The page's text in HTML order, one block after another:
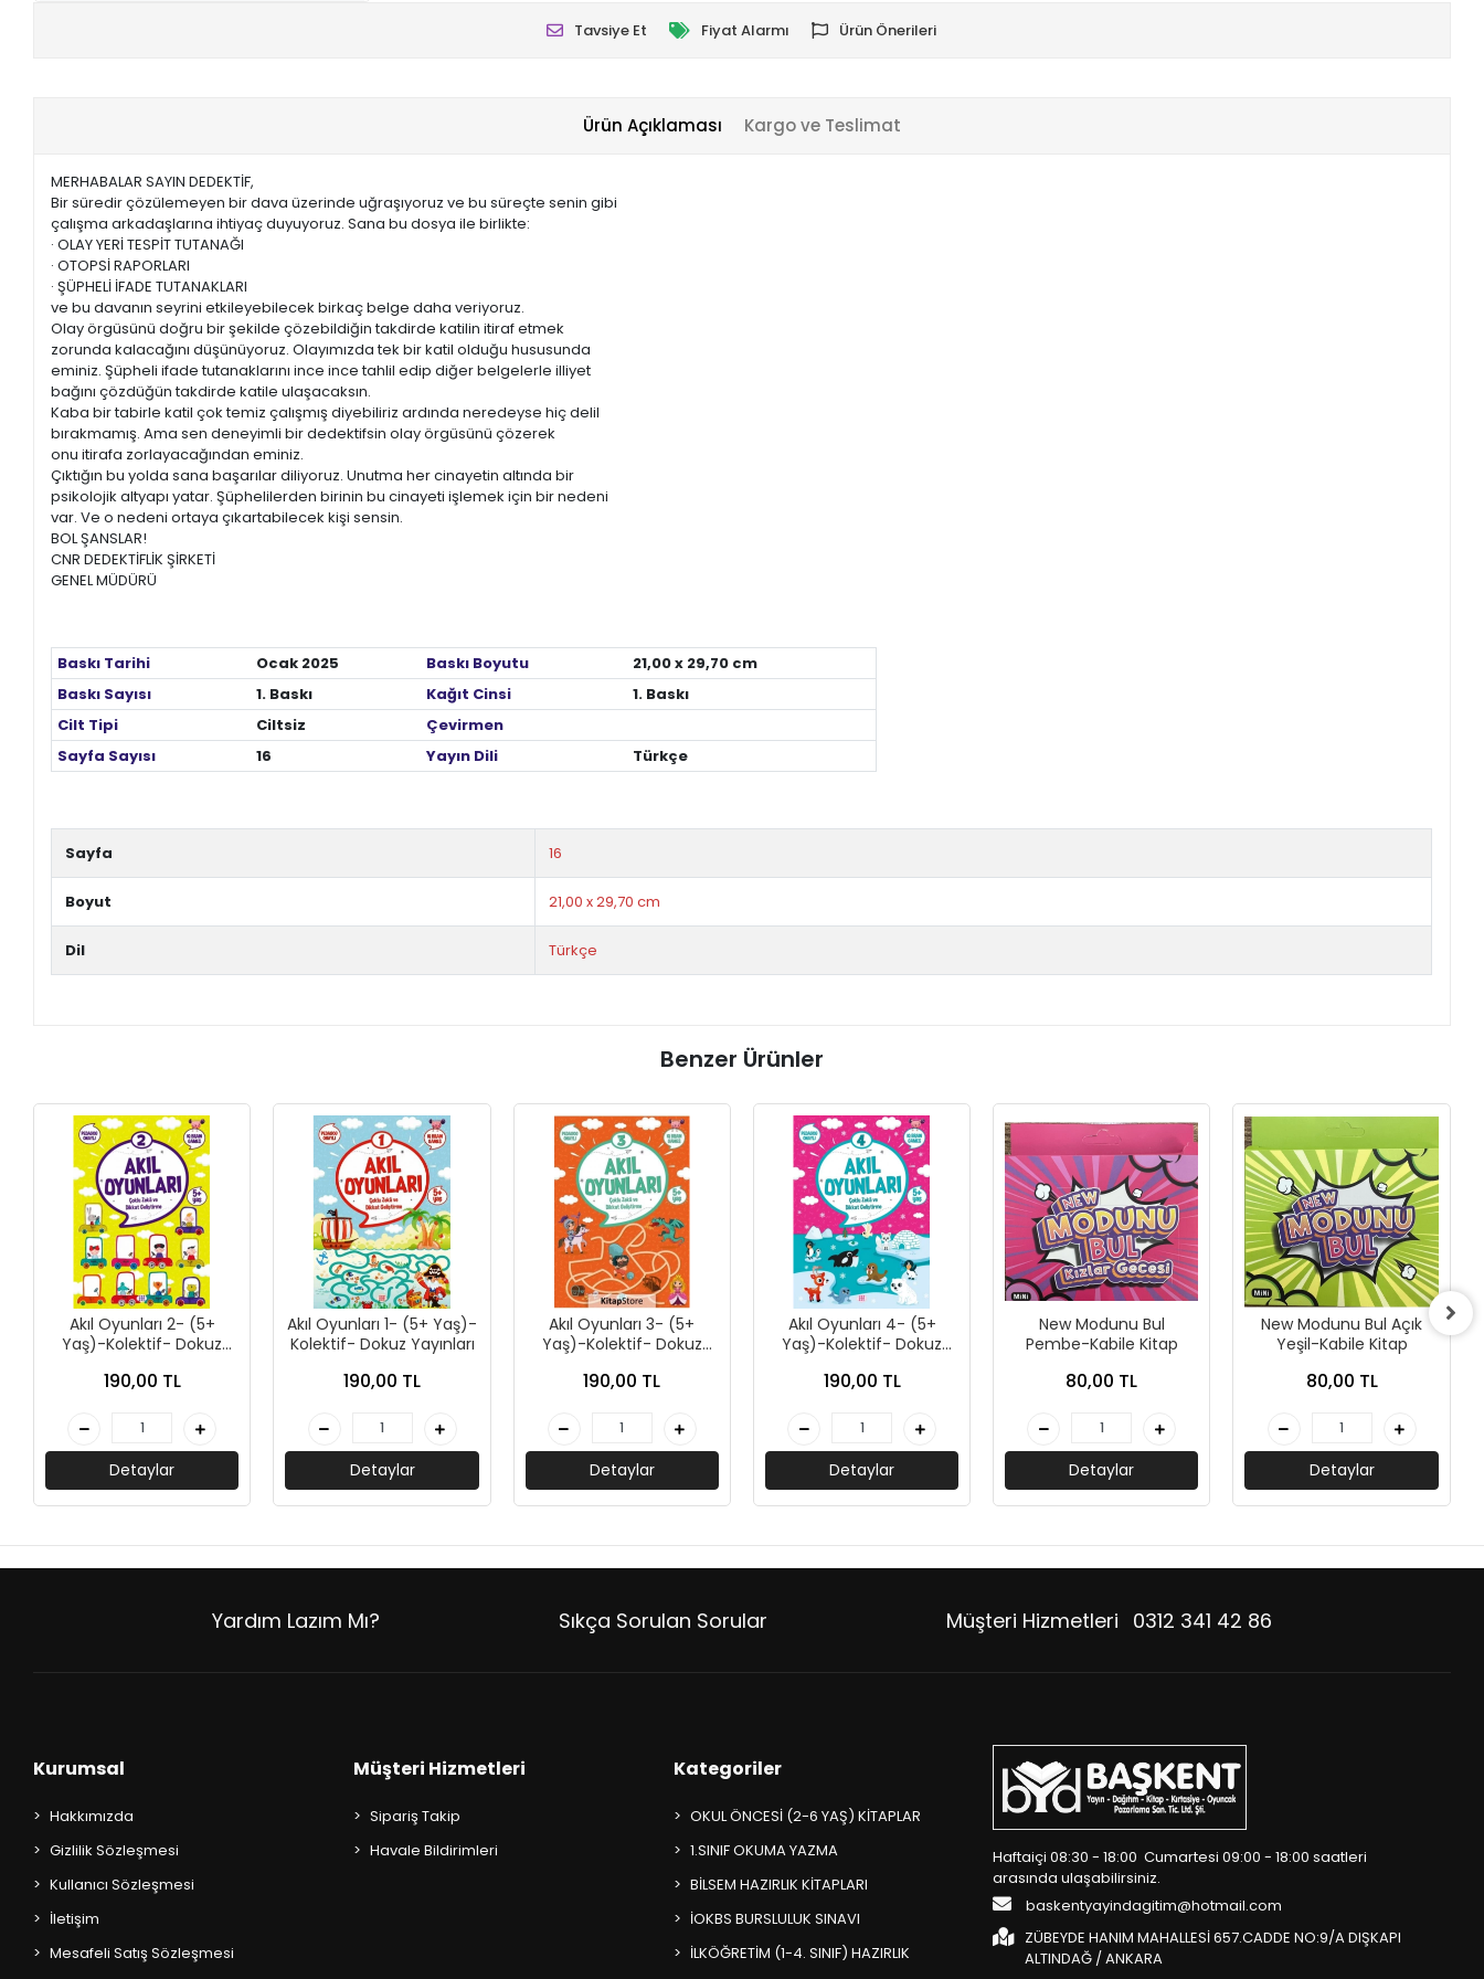
YDS - YÖKDİL HAZIRLIK KİTAPLARI +
ASKERİ LİSE - PMYO KİTAPLARI
YÖS KİTAPLARI
DHBT HAZIRLIK KİTAPLARI
GYS HAZIRLIK KİTAPLARI
SPK HAZIRLIK KİTAPLARI
ÜNİVERSİTE DERS KİTAPLARI +
ROMAN - KÜLTÜR KİTAPLARI
KUTULU SETLER +
İNGİLİZCE HİKAYE KİTAPLARI
ALMANCA HİKAYE KİTAPLARI
FUTBOL - SPORCU KİTAPLARI
HOBİ - BULMACA KİTAPLARI
BOYAMA - MANDALA KİTAPLARI
SÖZLÜK ÇEŞİTLERİ +
ATLAS ÇEŞİTLERİ +
KUR'AN-I KERİM - YASİN-İ ŞERİF +
KONUŞMA KLAVUZLARI
Tavsiye Et Fiyat Alarmı Ürün Önerileri
Ürün Açıklaması Kargo ve Teslimat
MERHABALAR SAYIN DEDEKTİF,
Bir süredir çözülemeyen bir dava üzerinde uğraşıyoruz ve bu süreçte senin gibi
çalışma arkadaşlarına ihtiyaç duyuyoruz. Sana bu dosya ile birlikte:
· OLAY YERİ TESPİT TUTANAĞI
· OTOPSİ RAPORLARI
· ŞÜPHELİ İFADE TUTANAKLARI
ve bu davanın seyrini etkileyebilecek birkaç belge daha veriyoruz.
Olay örgüsünü doğru bir şekilde çözebildiğin takdirde katilin itiraf etmek
zorunda kalacağını düşünüyoruz. Olayımızda tek bir katil olduğu hususunda
eminiz. Şüpheli ifade tutanaklarını ince ince tahlil edip diğer belgelerle illiyet
bağını çözdüğün takdirde katile ulaşacaksın.
Kaba bir tabirle katil çok temiz çalışmış diyebiliriz ardında neredeyse hiç delil
bırakmamış. Ama sen deneyimli bir dedektifsin olay örgüsünü çözerek
onu itirafa zorlayacağından eminiz.
Çıktığın bu yolda sana başarılar diliyoruz. Unutma her cinayetin altında bir
psikolojik altyapı yatar. Şüphelilerden birinin bu cinayeti işlemek için bir nedeni
var. Ve o nedeni ortaya çıkartabilecek kişi sensin.
BOL ŞANSLAR!
CNR DEDEKTİFLİK ŞİRKETİ
GENEL MÜDÜRÜ
Baskı Tarihi Ocak 2025 Baskı Boyutu
21,00 x 29,70 cm
Baskı Sayısı
1. Baskı Kağıt Cinsi
1. Baskı
Cilt Tipi
Ciltsiz
Çevirmen
Sayfa Sayısı
16 Yayın Dili Türkçe
Sayfa 16
Boyut 21,00 x 29,70 cm
Dil Türkçe
Benzer Ürünler
Akıl Oyunları 2- (5+
Yaş)-Kolektif- Dokuz
190,00 TL
Detaylar
Akıl Oyunları 1- (5+ Yaş)-
Kolektif- Dokuz Yayınları
190,00 TL
Detaylar
Akıl Oyunları 3- (5+
Yaş)-Kolektif- Dokuz
190,00 TL
Detaylar
Akıl Oyunları 4- (5+
Yaş)-Kolektif- Dokuz
190,00 TL
Detaylar
New Modunu Bul
Pembe-Kabile Kitap
80,00 TL
Detaylar
New Modunu Bul Açık
Yeşil-Kabile Kitap
80,00 TL
Detaylar
Yardım Lazım Mı? Sıkça Sorulan Sorular Müşteri Hizmetleri 0312 341 42 86
Kurumsal
Hakkımızda
Gizlilik Sözleşmesi
Kullanıcı Sözleşmesi
İletişim
Mesafeli Satış Sözleşmesi
Müşteri Hizmetleri
Sipariş Takip
Havale Bildirimleri
Kategoriler
OKUL ÖNCESİ (2-6 YAŞ) KİTAPLAR
1.SINIF OKUMA YAZMA
BİLSEM HAZIRLIK KİTAPLARI
İOKBS BURSLULUK SINAVI
İLKÖĞRETİM (1-4. SINIF) HAZIRLIK
Haftaiçi 08:30 - 18:00 Cumartesi 09:00 - 18:00 saatleri
arasında ulaşabilirsiniz.
baskentyayindagitim@hotmail.com
ZÜBEYDE HANIM MAHALLESİ 657.CADDE NO:9/A DIŞKAPI
ALTINDAĞ / ANKARA